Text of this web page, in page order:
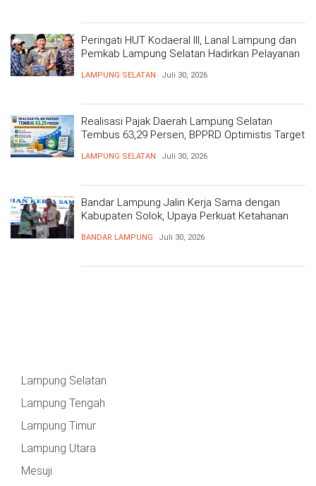
Peringati HUT Kodaeral III, Lanal Lampung dan
Pemkab Lampung Selatan Hadirkan Pelayanan
LAMPUNG SELATAN Juli 30, 2026
Realisasi Pajak Daerah Lampung Selatan
Tembus 63,29 Persen, BPPRD Optimistis Target
LAMPUNG SELATAN Juli 30, 2026
Bandar Lampung Jalin Kerja Sama dengan
Kabupaten Solok, Upaya Perkuat Ketahanan
BANDAR LAMPUNG Juli 30, 2026
Lampung Selatan
Lampung Tengah
Lampung Timur
Lampung Utara
Mesuji